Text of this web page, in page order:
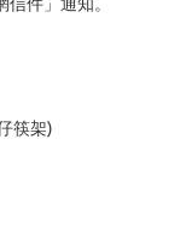
筷架)